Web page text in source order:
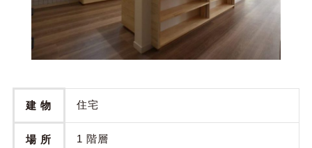
建 物 住宅
場 所 1 階層